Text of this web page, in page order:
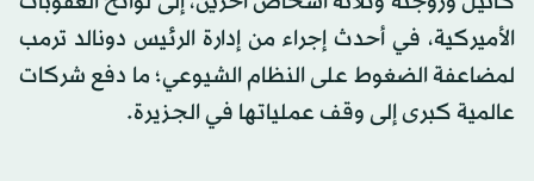
الأميركية، في أحدث إجراء من إدارة الرئيس دونالد ترمب
لمضاعفة الضغوط على النظام الشيوعي؛ ما دفع شركات
عالمية كبرى إلى وقف عملياتها في الجزيرة.